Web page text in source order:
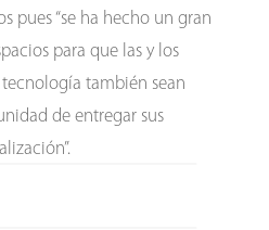
pues “se ha hecho un gran
para que las y los
también sean
de entregar sus